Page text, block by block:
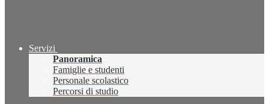
Servizi
Panoramica
Famiglie e studenti
Personale scolastico
Percorsi di studio